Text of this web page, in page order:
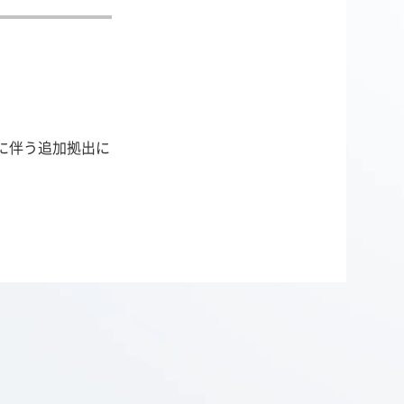
伴う追加拠出に